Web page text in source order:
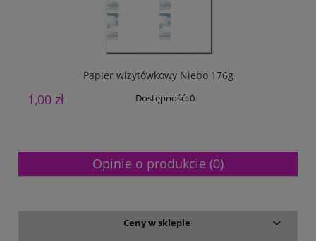
Papier wizytówkowy Niebo 176g
1,00 zł Dostępność:0
Opinie o produkcie (0)
Ceny w sklepie